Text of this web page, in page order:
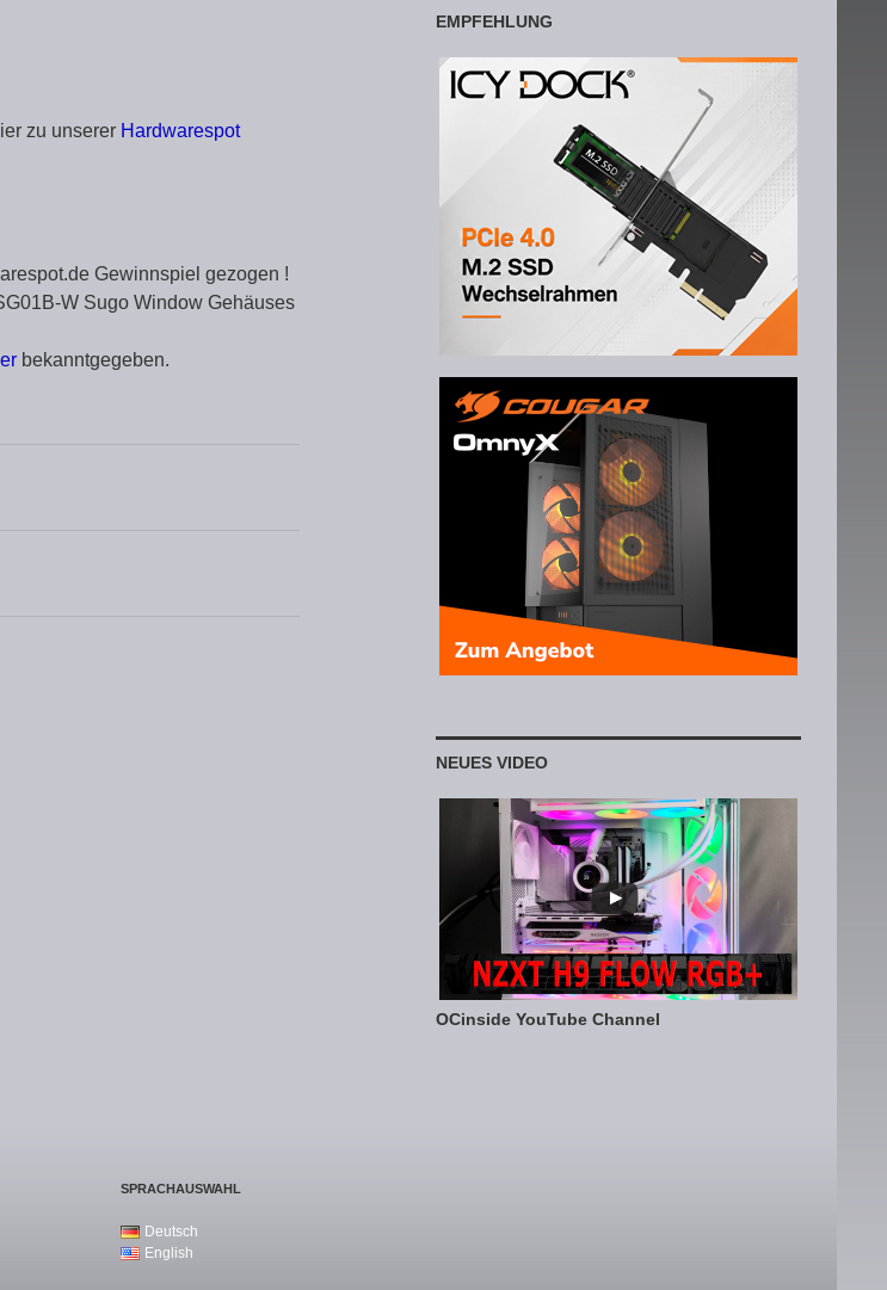
zu unserer Hardwarespot
Gewinnspiel gezogen !
W Sugo Window Gehäuses
bekanntgegeben.
EMPFEHLUNG
NEUES VIDEO
OCinside YouTube Channel
SPRACHAUSWAHL
Deutsch
English